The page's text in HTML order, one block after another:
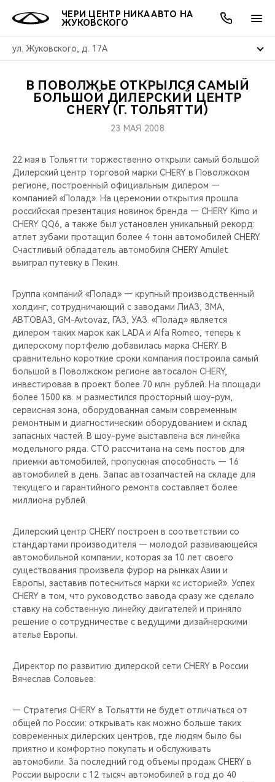
ЧЕРИ ЦЕНТР НИКА АВТО НА
ЖУКОВСКОГО
ул. Жуковского, д. 17А
МОДЕЛИ
КРОССОВЕРЫ
СЕДАНЫ
НОВИНКИ
ПОКУПАТЕЛЯМ
ВЛАДЕЛЬЦАМ
ПОДДЕРЖКА
CHERY CONNECT
МИР CHERY
CHERY В СОЦСЕТЯХ
ЛЮДИ CHERY
БЛАГОТВОРИТЕЛЬНОСТЬ
CHERY И СПОРТ
НАШИ МЕРОПРИЯТИЯ
ВИДЕООБЗОРЫ
CHERY ДЛЯ ДЕТЕЙ
АКЦИИ
ОНЛАЙН СЕРВИСЫ
О КОМПАНИИ
В ПОВОЛЖЬЕ ОТКРЫЛСЯ САМЫЙ
БОЛЬШОЙ ДИЛЕРСКИЙ ЦЕНТР
CHERY (Г. ТОЛЬЯТТИ)
23 МАЯ 2008
22 мая в Тольятти торжественно открыли самый большой
Дилерский центр торговой марки CHERY в Поволжском
регионе, построенный официальным дилером —
компанией «Полад». На церемонии открытия прошла
российская презентация новинок бренда — CHERY Kimo и
CHERY QQ6, а также был установлен уникальный рекорд:
атлет зубами протащил более 4 тонн автомобилей CHERY.
Счастливый обладатель автомобиля CHERY Amulet
выиграл путевку в Пекин.
Группа компаний «Полад» — крупный производственный
холдинг, сотрудничающий с заводами ЛиАЗ, ЗМА,
АВТОВАЗ, GM-Avtovaz, ГАЗ, УАЗ. «Полад» является
дилером таких марок как LADA и Alfa Romeo, теперь к
дилерскому портфелю добавилась марка CHERY. В
сравнительно короткие сроки компания построила самый
большой в Поволжском регионе автосалон CHERY,
инвестировав в проект более 70 млн. рублей. На площади
более 1500 кв. м разместился просторный шоу-рум,
сервисная зона, оборудованная самым современным
ремонтным и диагностическим оборудованием и склад
запасных частей. В шоу-руме выставлена вся линейка
модельного ряда. СТО рассчитана на семь постов для
приемки автомобилей, пропускная способность — 16
автомобилей в день. Запас автозапчастей на складе для
текущего и гарантийного ремонта составляет более
миллиона рублей.
Дилерский центр CHERY построен в соответствии со
стандартами производителя — молодой развивающейся
автомобильной компании, которая за 10 лет своего
существования произвела фурор на рынках Азии и
Европы, заставив потесниться марки «с историей». Успех
CHERY в том, что руководство завода сразу же сделало
ставку на собственную линейку двигателей и приняло
решение о сотрудничестве с ведущими дизайнерскими
ателье Европы.
Директор по развитию дилерской сети CHERY в России
Вячеслав Соловьев:
— Стратегия CHERY в Тольятти не будет отличаться от
общей по России: открывать как можно больше таких
современных дилерских центров, где людям было бы
приятно и комфортно покупать и обслуживать
автомобили. За последний год объемы продаж CHERY в
России выросли с 12 тысяч автомобилей в год до 40